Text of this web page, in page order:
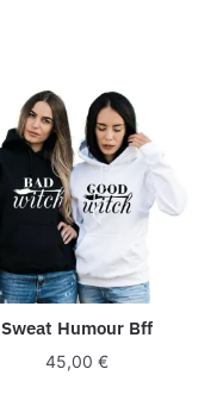
Sweat Humour Bff
45,00€